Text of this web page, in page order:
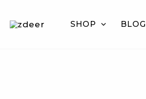
SHOP BLOG